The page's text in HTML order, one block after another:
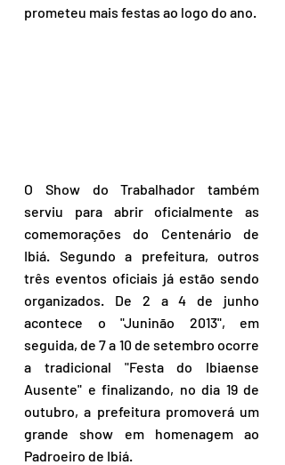
prometeu mais festas ao logo do ano.
O Show do Trabalhador também
serviu para abrir oficialmente as
comemorações do Centenário de
Ibiá. Segundo a prefeitura, outros
três eventos oficiais já estão sendo
organizados. De 2 a 4 de junho
acontece o "Juninão 2013", em
seguida, de 7 a 10 de setembro ocorre
a tradicional "Festa do Ibiaense
Ausente" e finalizando, no dia 19 de
outubro, a prefeitura promoverá um
grande show em homenagem ao
Padroeiro de Ibiá.